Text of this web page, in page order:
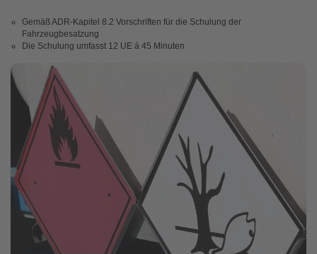
Gemäß ADR-Kapitel 8.2 Vorschriften für die Schulung der
Fahrzeugbesatzung
Die Schulung umfasst 12 UE á 45 Minuten